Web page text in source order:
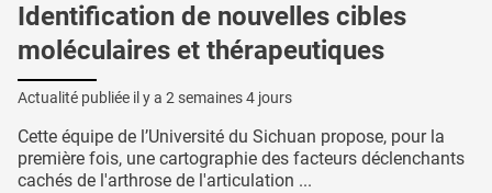
Identification de nouvelles cibles
moléculaires et thérapeutiques
Actualité publiée il y a 2 semaines 4 jours
Cette équipe de l’Université du Sichuan propose, pour la
première fois, une cartographie des facteurs déclenchants
cachés de l'arthrose de l'articulation ...